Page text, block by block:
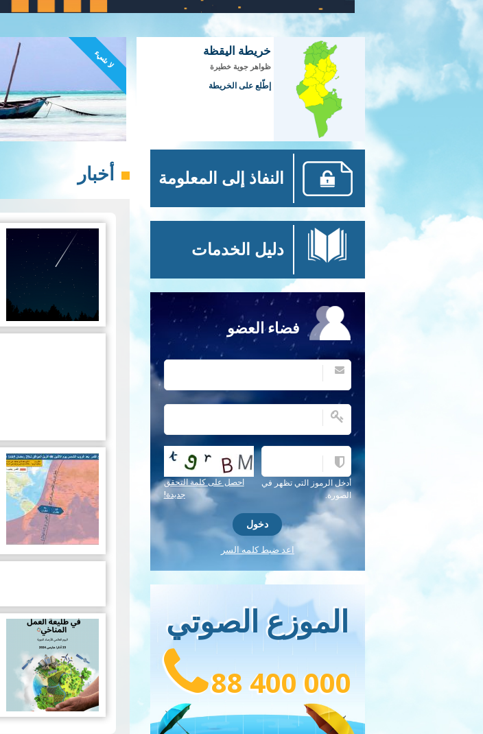
خريطة اليقظة
ظواهر جوية خطيرة
إطّلع على الخريطة
لا شيء
أخبار النفاذ إلى المعلومة
دليل الخدمات
فضاء العضو
أدخل الرموز التي تظهر في
الصورة.
احصل على كلمة التحقق
جديدة!
اعد ضبط كلمه السر
الموزع الصوتي
88 400 000